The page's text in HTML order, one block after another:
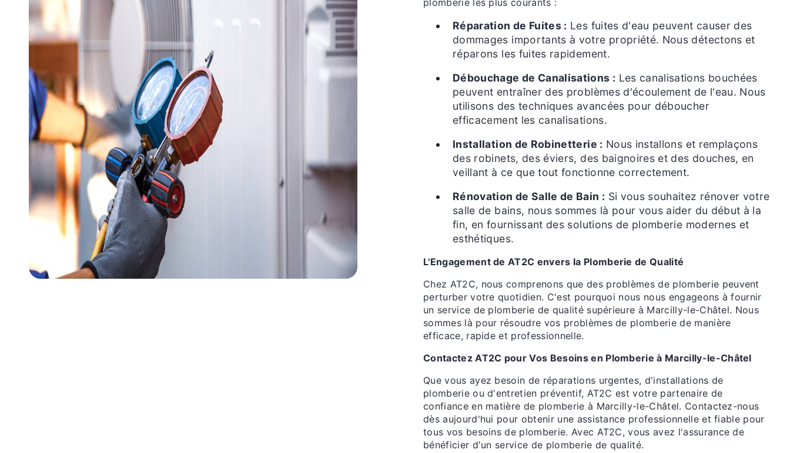
plomberie les plus courants :
Réparation de Fuites : Les fuites d'eau peuvent causer des
dommages importants à votre propriété. Nous détectons et
réparons les fuites rapidement.
Débouchage de Canalisations : Les canalisations bouchées
peuvent entraîner des problèmes d'écoulement de l'eau. Nous
utilisons des techniques avancées pour déboucher
efficacement les canalisations.
Installation de Robinetterie : Nous installons et remplaçons
des robinets, des éviers, des baignoires et des douches, en
veillant à ce que tout fonctionne correctement.
Rénovation de Salle de Bain : Si vous souhaitez rénover votre
salle de bains, nous sommes là pour vous aider du début à la
fin, en fournissant des solutions de plomberie modernes et
esthétiques.
L'Engagement de AT2C envers la Plomberie de Qualité
Chez AT2C, nous comprenons que des problèmes de plomberie peuvent
perturber votre quotidien. C'est pourquoi nous nous engageons à fournir
un service de plomberie de qualité supérieure à Marcilly-le-Châtel. Nous
sommes là pour résoudre vos problèmes de plomberie de manière
efficace, rapide et professionnelle.
Contactez AT2C pour Vos Besoins en Plomberie à Marcilly-le-Châtel
Que vous ayez besoin de réparations urgentes, d'installations de
plomberie ou d'entretien préventif, AT2C est votre partenaire de
confiance en matière de plomberie à Marcilly-le-Châtel. Contactez-nous
dès aujourd'hui pour obtenir une assistance professionnelle et fiable pour
tous vos besoins de plomberie. Avec AT2C, vous avez l'assurance de
bénéficier d'un service de plomberie de qualité.